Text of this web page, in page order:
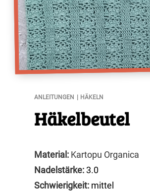
Häkelbeutel
ANLEITUNGEN HÄKELN
Häkelbeutel
Material: Kartopu Organica
Nadelstärke: 3.0
Schwierigkeit: mittel